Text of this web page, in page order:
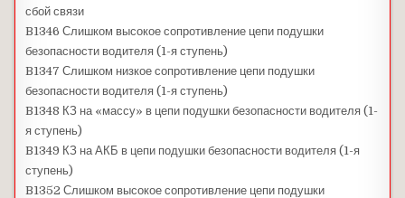
сбой связи
B1346 Слишком высокое сопротивление цепи подушки
безопасности водителя (1-я ступень)
B1347 Слишком низкое сопротивление цепи подушки
безопасности водителя (1-я ступень)
B1348 КЗ на «массу» в цепи подушки безопасности водителя (1-
я ступень)
B1349 КЗ на АКБ в цепи подушки безопасности водителя (1-я
ступень)
B1352 Слишком высокое сопротивление цепи подушки